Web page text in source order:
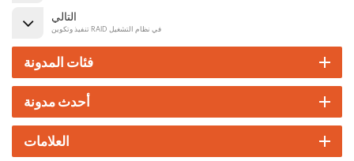
التالي
تنفيذ وتكوين RAID في نظام التشغيل
فئات المدونة
أحدث مدونة
العلامات